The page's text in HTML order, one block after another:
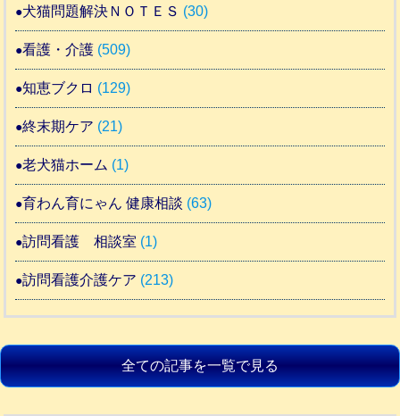
犬猫問題解決ＮＯＴＥＳ (30)
看護・介護 (509)
知恵ブクロ (129)
終末期ケア (21)
老犬猫ホーム (1)
育わん育にゃん 健康相談 (63)
訪問看護 相談室 (1)
訪問看護介護ケア (213)
全ての記事を一覧で見る